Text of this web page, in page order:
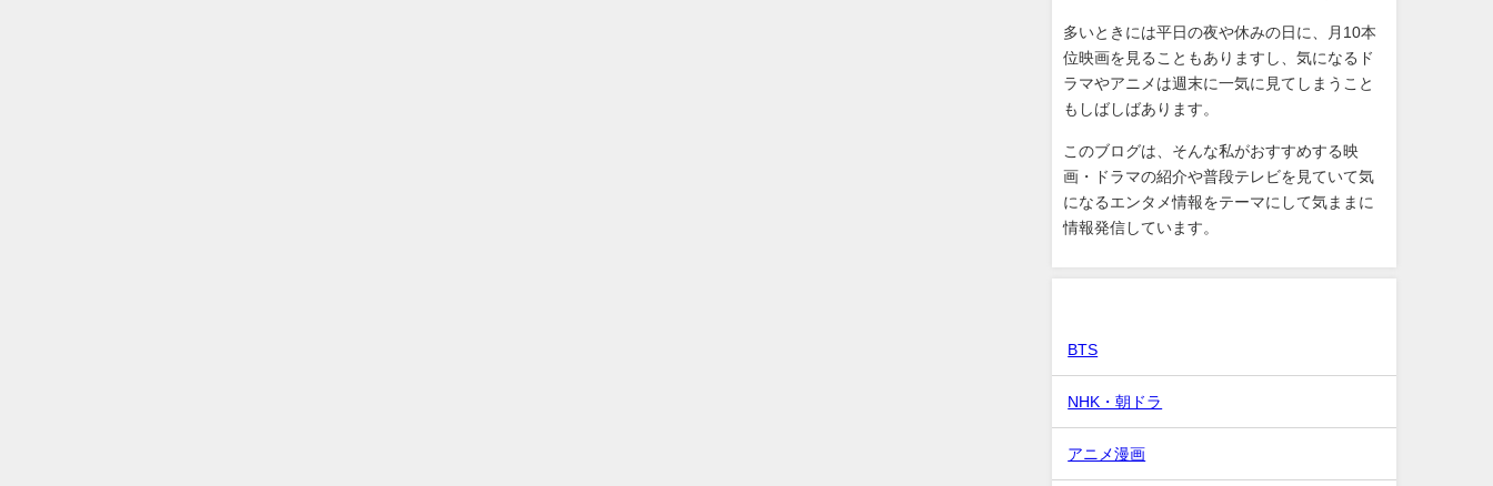
多いときには平日の夜や休みの日に、月10本
位映画を見ることもありますし、気になるド
ラマやアニメは週末に一気に見てしまうこと
もしばしばあります。
このブログは、そんな私がおすすめする映
画・ドラマの紹介や普段テレビを見ていて気
になるエンタメ情報をテーマにして気ままに
情報発信しています。
BTS
NHK・朝ドラ
アニメ漫画